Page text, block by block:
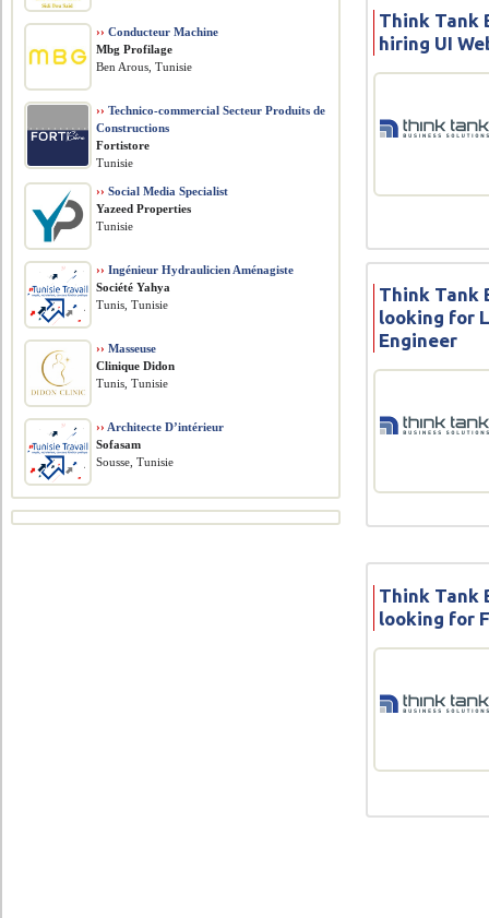
Think Tank
hiring UI
Think Tank
looking for
Engineer
Think Tank
looking for
›› Conducteur Machine
Mbg Profilage
Ben Arous, Tunisie
›› Technico-commercial Secteur Produits de
Constructions
Fortistore
Tunisie
›› Social Media Specialist
Yazeed Properties
Tunisie
›› Ingénieur Hydraulicien Aménagiste
Société Yahya
Tunis, Tunisie
›› Masseuse
Clinique Didon
Tunis, Tunisie
›› Architecte D’intérieur
Sofasam
Sousse, Tunisie